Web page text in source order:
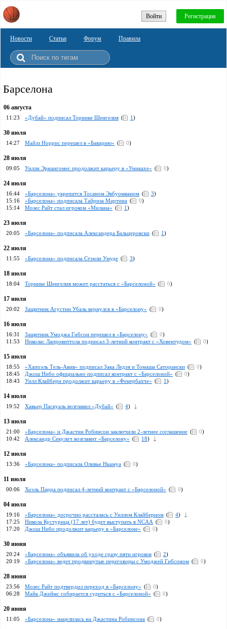
Войти Регистрация
Новости Статьи Форум Правила
Барселона
06 августа
11:23 «Дубай» подписал Торнике Шенгелия ( 1)
30 июля
14:27 Майлз Норрис перешел в «Баварию» ( 0)
28 июля
09:05 Уилли Эрнангомес продолжит карьеру в «Уникахе» ( 0)
24 июля
16:44 «Барселона» укрепится Тосаном Эвбуомваном ( 3)
15:16
«Барселона» подписала Тайриза Мартина ( 0)
15:14
Мозес Райт стал игроком «Милана» ( 1)
23 июля
20:05 «Барселона» подписала Александера Бальцеровски ( 1)
22 июля
11:55 «Барселона» подписала Стэнли Умуде ( 3)
18 июля
18:04 Торнике Шенгелия может расстаться с «Барселоной» ( 0)
17 июля
20:02 Защитник Агустин Убаль вернулся в «Барселону» ( 0)
16 июля
16:31 Защитник Умоджа Гибсон перешел в «Барселону» ( 0)
11:53
Николас Лапровиттола подписал 3-летний контракт с «Ховентудом» ( 0)
15 июля
18:55 «Хапоэль Тель-Авив» подписал Зака Ледэя и Томаша Саторански ( 0)
18:45
Джош Нибо официально подписал контракт с «Барселоной» ( 0)
18:43
Уилл Клайберн продолжит карьеру в «Фенербахче» ( 1)
14 июля
19:52 Хавьер Паскуаль возглавил «Дубай» ( 4)
13 июля
21:00 «Барселона» и Джастин Робинсон заключили 2-летнее соглашение ( 0)
10:42
Александр Секулич возглавит «Барселону» ( 18)
12 июля
13:36 «Барселона» подписала Оливье Нкамуа ( 0)
11 июля
00:06 Хоэль Парра подписал 4-летний контракт с «Барселоной» ( 0)
04 июля
19:16 «Барселона» досрочно рассталась с Уиллом Клайберном ( 4)
17:25
Никола Кустурица (17 лет) будет выступать в NCAA ( 0)
17:20
Джош Нибо продолжит карьеру в «Барселоне» ( 0)
30 июня
20:24 «Барселона» объявила об уходе сразу пяти игроков ( 2)
20:19
«Барселона» ведет продвинутые переговоры с Умоджей Гибсоном ( 0)
28 июня
23:56 Мозес Райт подтвердил переход в «Барселону» ( 0)
06:28
Майк Джеймс собирается судиться с «Барселоной» ( 0)
20 июня
11:05 «Барселона» нацелилась на Джастина Робинсона ( 0)